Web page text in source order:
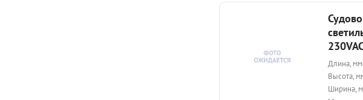
Длина, мм
Высота,
Ширина,